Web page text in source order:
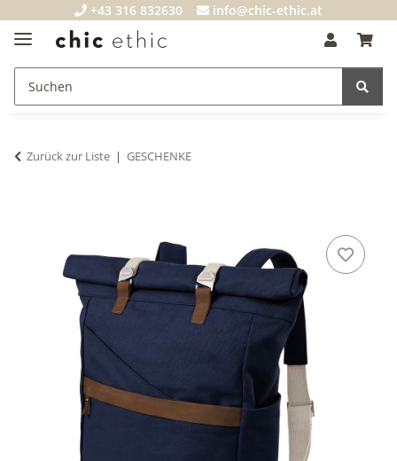
+43 316 832630 info@chic-ethic.at
Zurück zur Liste GESCHENKE